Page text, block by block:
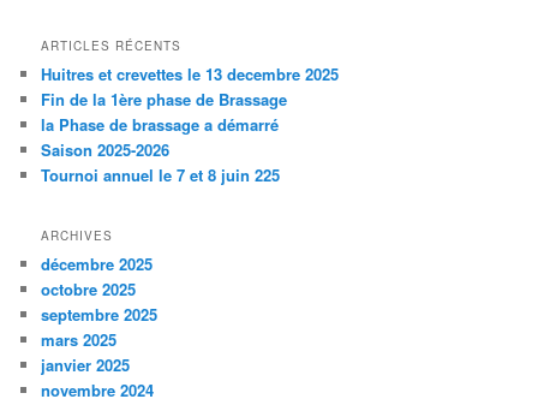
ARTICLES RÉCENTS
Huitres et crevettes le 13 decembre 2025
Fin de la 1ère phase de Brassage
la Phase de brassage a démarré
Saison 2025-2026
Tournoi annuel le 7 et 8 juin 225
ARCHIVES
décembre 2025
octobre 2025
septembre 2025
mars 2025
janvier 2025
novembre 2024